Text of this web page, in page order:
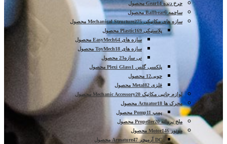
چرخ دنده Gear14 محصول
ساچمه Ballbear6 محصول
سازه های مکانیکی Mechanical Structure275 محصول
پلاستیکی Plastic 169 محصول
سازه های EasyMech 64 محصول
سازه های ToyMech 18 محصول
نی سازه23 محصول
پلکسی گلس Plexi Glass 1 محصول
چوبی12 محصول
فلزی Metal 82 محصول
لوازم جانبی مکانیک Mechanic Accessory 20 محصول
محرک ها Actuator 18 محصول
پمپ Pomp 11 محصول
ملخ پروانه Propeller20 محصول
موتور Motor146 محصول
DC آرمیچر Armature
47 محصول